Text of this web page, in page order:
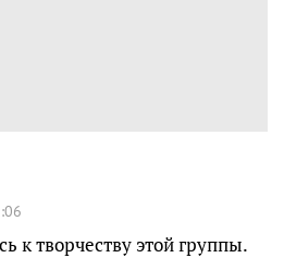
к творчеству этой группы.